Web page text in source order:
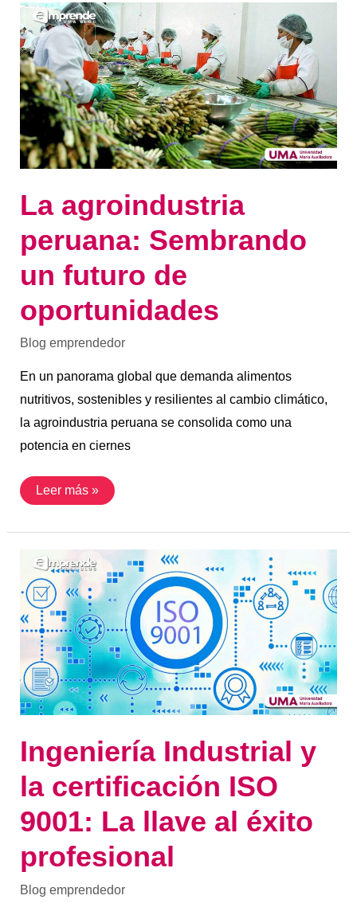
La agroindustria
peruana: Sembrando
un futuro de
oportunidades
Blog emprendedor
En un panorama global que demanda alimentos
nutritivos, sostenibles y resilientes al cambio climático,
la agroindustria peruana se consolida como una
potencia en ciernes
La
agroindustria
peruana:
Sembrando
un
futuro
de
oportunidades
Leer más »
Ingeniería Industrial y
la certificación ISO
9001: La llave al éxito
profesional
Blog emprendedor
Ingeniería
Industrial
y
la
certificación
ISO
9001:
La
llave
al
éxito
profesional